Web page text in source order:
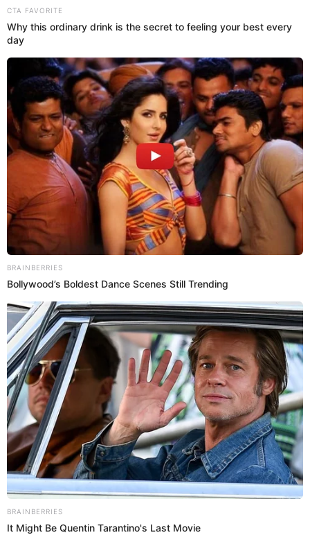
Unidades Especializadas en la
PNP desfilan en Gran Parada
Militar
Las efectivas policiales de la PNP de las diferentes
unidades marchan en el Cuartel General del Ejército
del Perú en San Borja. El comandante de la Policía
Nacional del Perú, Gabriel Calderón Chuquitaype, dio
detalles sobre los integrantes de la institución que
hacen su aparición en la Parada Militar hoy viernes 29
de julio.
12:13 29/7/2022
PNP en la Gran Parada Militar
La Policía Nacional del Perú se hizo presente en la
Gran Parada Militar. Más de 150 integrantes de la
29 de julio. Víctor José Sanabria Angulo, PNP, ha